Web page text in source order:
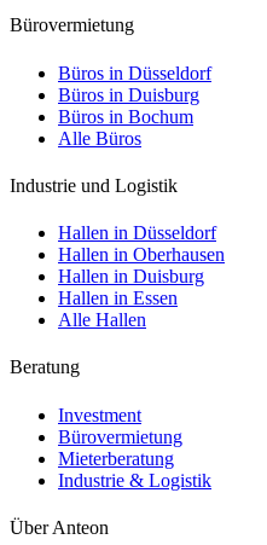
Bürovermietung
Büros in Düsseldorf
Büros in Duisburg
Büros in Bochum
Alle Büros
Industrie und Logistik
Hallen in Düsseldorf
Hallen in Oberhausen
Hallen in Duisburg
Hallen in Essen
Alle Hallen
Beratung
Investment
Bürovermietung
Mieterberatung
Industrie & Logistik
Über Anteon